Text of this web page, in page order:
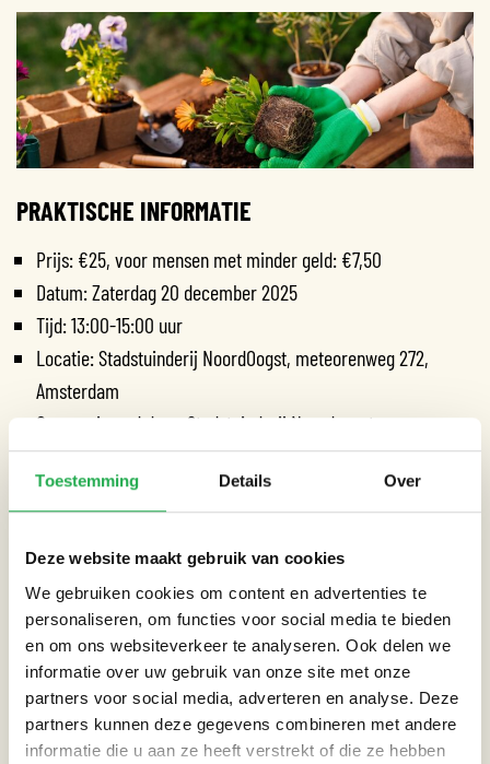
Toestemming Details Over
Deze website maakt gebruik van cookies
We gebruiken cookies om content en advertenties te
personaliseren, om functies voor social media te bieden
en om ons websiteverkeer te analyseren. Ook delen we
informatie over uw gebruik van onze site met onze
partners voor social media, adverteren en analyse. Deze
partners kunnen deze gegevens combineren met andere
informatie die u aan ze heeft verstrekt of die ze hebben
PRAKTISCHE INFORMATIE
Prijs: €25, voor mensen met minder geld: €7,50
Datum: Zaterdag 20 december 2025
Tijd: 13:00-15:00 uur
Locatie: Stadstuinderij NoordOogst, meteorenweg 272,
Amsterdam
Georganiseerd door: Stadstuinderij Noordoogst
Bekijkhierde volledige Weerproof agenda voor meer
evenementen, cursussen en bijeenkomsten.
Datum: 20-12-2025
Tijd: 13:00 - 15:00